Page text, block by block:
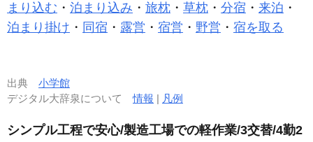
まり込む ・ 泊まり込み ・ 旅枕 ・ 草枕 ・ 分宿 ・ 来泊 ・
泊まり掛け ・ 同宿 ・ 露営 ・ 宿営 ・ 野営 ・ 宿を取る
出典 小学館
デジタル大辞泉について情報 | 凡例
シンプル工程で安心/製造工場での軽作業/3交替/4勤2